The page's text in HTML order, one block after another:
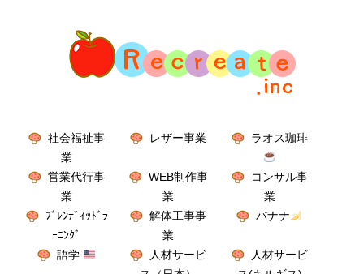
社会福祉事
業
レザー事業 ラオス珈琲
営業代行事
業
WEB制作事
業
コンサル事
業
ﾌﾞﾚﾝﾃﾞｨｯﾄﾞﾗ
ｰﾆﾝｸﾞ
解体工事事
業
バナナ
語学
人材サービ
人材サービ